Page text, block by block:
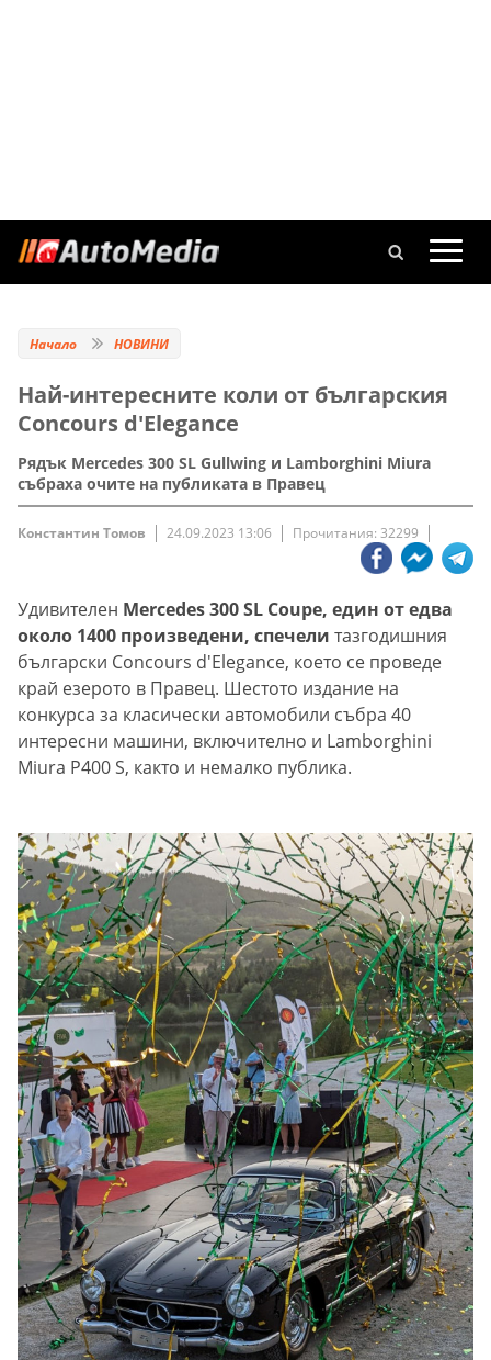
Начало НОВИНИ
Най-интересните коли от българския
Concours d'Elegance
Рядък Mercedes 300 SL Gullwing и Lamborghini Miura
събраха очите на публиката в Правец
Константин Томов 24.09.2023 13:06 Прочитания: 32299
Удивителен Mercedes 300 SL Coupe, един от едва
около 1400 произведени, спечели тазгодишния
български Concours d'Elegance, което се проведе
край езерото в Правец. Шестото издание на
конкурса за класически автомобили събра 40
интересни машини, включително и Lamborghini
Miura P400 S, както и немалко публика.